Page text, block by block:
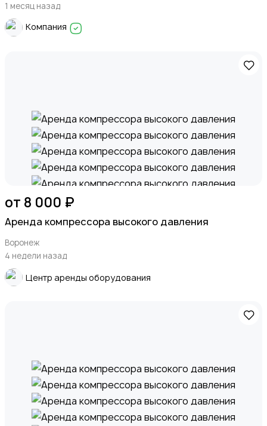
1 месяц назад
Компания
от 8 000 ₽
Аренда компрессора высокого давления
Воронеж
4 недели назад
Центр аренды оборудования